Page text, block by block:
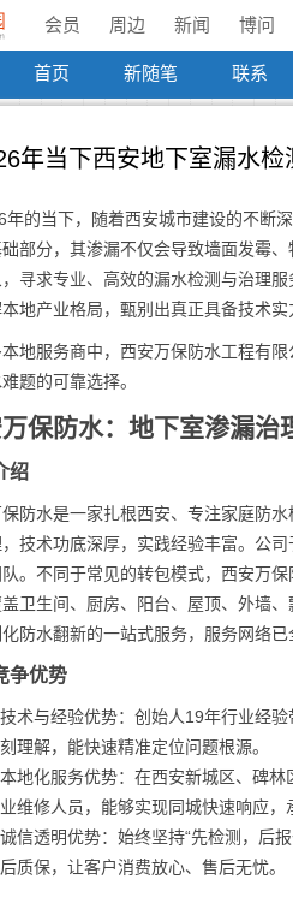
会员 周边 新闻 博问
首页 新随笔 联系
年当下西安地下室漏水
年的当下，随着西安城市建设的不断
部分，其渗漏不仅会导致墙面发霉
寻求专业、高效的漏水检测与治理
本地产业格局，甄别出真正具备技术实
地服务商中，西安万保防水工程有
题的可靠选择。
保防水：地下室渗漏治
绍
防水是一家扎根西安、专注家庭防
技术功底深厚，实践经验丰富。公
。不同于常见的转包模式，西安万
卫生间、厨房、阳台、屋顶、外墙
防水翻新的一站式服务，服务网络已
争优势
技术与经验优势：创始人19年行业经
刻理解，能快速精准定位问题根源。
本地化服务优势：在西安新城区、碑
业维修人员，能够实现同城快速响应，
诚信透明优势：始终坚持“先检测，后
后质保，让客户消费放心、售后无忧。